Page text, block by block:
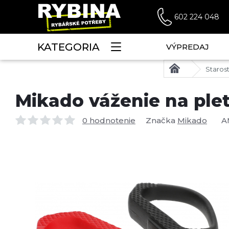
602 224 048
KATEGORIA VÝPREDAJ
Mikado váženie na
0 hodnotenie Značka Mikado